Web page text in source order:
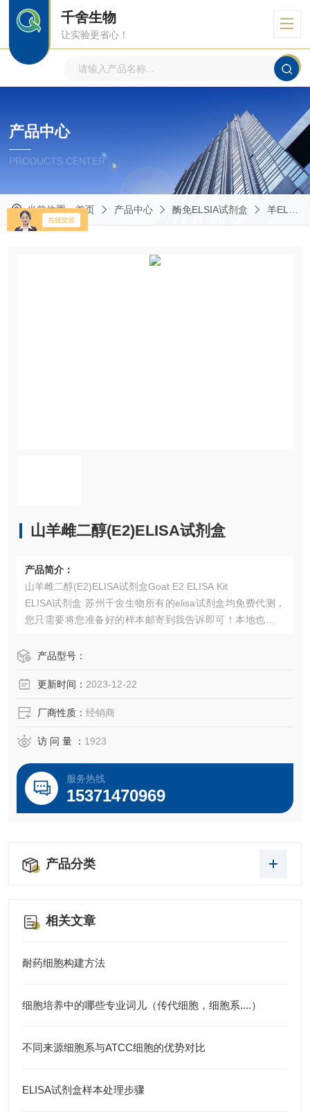
千舍生物
让实验更省心！
产品中心
PRODUCTS CENTER
当前位置：首页 产品中心 酶免ELSIA试剂盒 羊ELISA试剂盒
山羊雌二醇(E2)ELISA试剂盒
产品简介：
山羊雌二醇(E2)ELISA试剂盒Goat E2 ELISA Kit
ELISA试剂盒 苏州千舍生物所有的elisa试剂盒均免费代测，
您只需要将您准备好的样本邮寄到我告诉即可！本地也可以
客户可享受优惠折扣服务！
产品型号：
更新时间： 2023-12-22
厂商性质： 经销商
访 问 量 ： 1923
服务热线
15371470969
产品分类
相关文章
耐药细胞构建方法
细胞培养中的哪些专业词儿（传代细胞，细胞系....）
不同来源细胞系与ATCC细胞的优势对比
ELISA试剂盒样本处理步骤